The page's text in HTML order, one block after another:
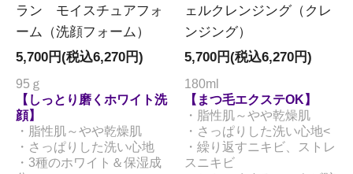
ラン モイスチュアフォ
ーム（洗顔フォーム）
5,700円(税込6,270円)
95ｇ
【しっとり磨くホワイト洗
顔】
・脂性肌～やや乾燥肌
・さっぱりした洗い心地
・3種のホワイト＆保湿成
ェルクレンジング（クレ
ンジング）
5,700円(税込6,270円)
180ml
【まつ毛エクステOK】
・脂性肌～やや乾燥肌
・さっぱりした洗い心地<
・繰り返すニキビ、ストレ
スニキビ